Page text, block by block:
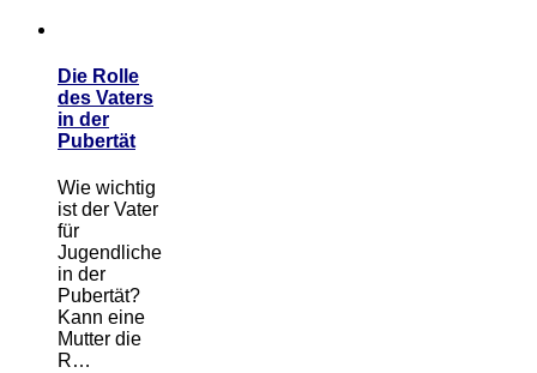
Die Rolle
des Vaters
in der
Pubertät
Wie wichtig
ist der Vater
für
Jugendliche
in der
Pubertät?
Kann eine
Mutter die
R…